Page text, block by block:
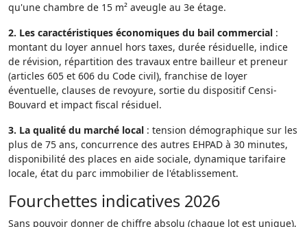
qu'une chambre de 15 m² aveugle au 3e étage.
2. Les caractéristiques économiques du bail commercial :
montant du loyer annuel hors taxes, durée résiduelle, indice
de révision, répartition des travaux entre bailleur et preneur
(articles 605 et 606 du Code civil), franchise de loyer
éventuelle, clauses de revoyure, sortie du dispositif Censi-
Bouvard et impact fiscal résiduel.
3. La qualité du marché local : tension démographique sur les
plus de 75 ans, concurrence des autres EHPAD à 30 minutes,
disponibilité des places en aide sociale, dynamique tarifaire
locale, état du parc immobilier de l'établissement.
Fourchettes indicatives 2026
Sans pouvoir donner de chiffre absolu (chaque lot est unique),